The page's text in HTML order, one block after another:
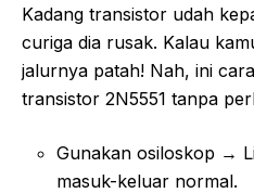
Kadang transistor udah
curiga dia rusak. Kalau
jalurnya patah! Nah, ini
transistor 2N5551 tanpa
Gunakan osiloskop →
masuk-keluar normal.